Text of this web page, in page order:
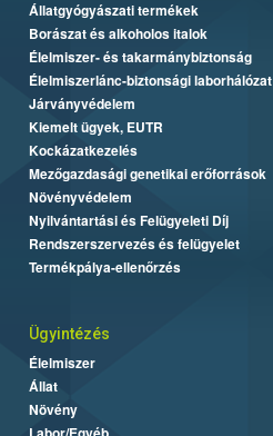
Állatgyógyászati termékek
Borászat és alkoholos italok
Élelmiszer- és takarmánybiztonság
Élelmiszerlánc-biztonsági laborhálózat
Járványvédelem
Kiemelt ügyek, EUTR
Kockázatkezelés
Mezőgazdasági genetikai erőforrások
Növényvédelem
Nyilvántartási és Felügyeleti Díj
Rendszerszervezés és felügyelet
Termékpálya-ellenőrzés
Ügyintézés
Élelmiszer
Állat
Növény